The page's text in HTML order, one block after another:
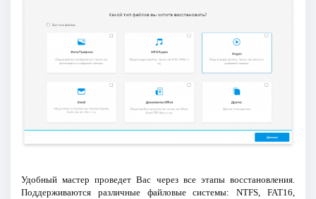
Удобный мастер проведет Вас через все этапы восстановления.
Поддерживаются различные файловые системы: NTFS, FAT16,